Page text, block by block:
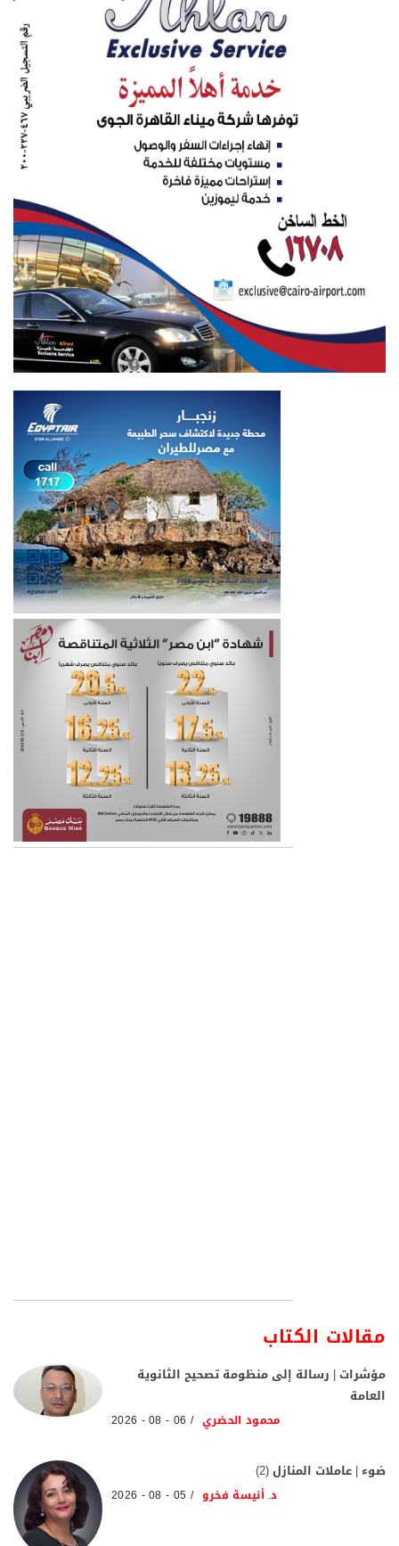
مقالات الكتاب
مؤشرات | رسالة إلى منظومة تصحيح الثانوية
العامة
محمود الحضري 06 - 08 - 2026
ضوء | عاملات المنازل (2)
د. أنيسة فخرو 05 - 08 - 2026